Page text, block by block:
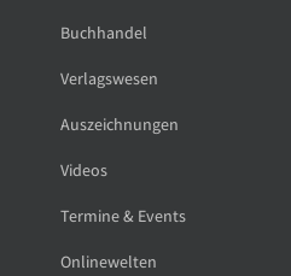
Buchhandel
Verlagswesen
Auszeichnungen
Videos
Termine & Events
Onlinewelten